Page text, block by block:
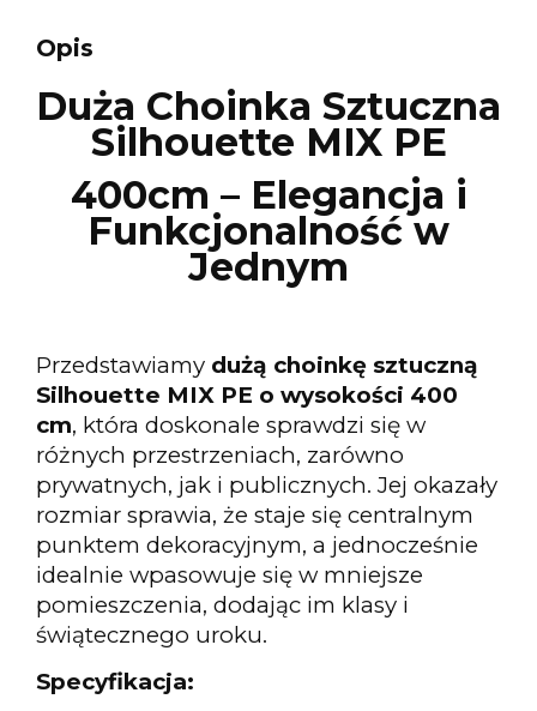
Opis
Duża Choinka Sztuczna
Silhouette MIX PE
400cm – Elegancja i
Funkcjonalność w
Jednym
Przedstawiamy dużą choinkę sztuczną
Silhouette MIX PE o wysokości 400
cm, która doskonale sprawdzi się w
różnych przestrzeniach, zarówno
prywatnych, jak i publicznych. Jej okazały
rozmiar sprawia, że staje się centralnym
punktem dekoracyjnym, a jednocześnie
idealnie wpasowuje się w mniejsze
pomieszczenia, dodając im klasy i
świątecznego uroku.
Specyfikacja: